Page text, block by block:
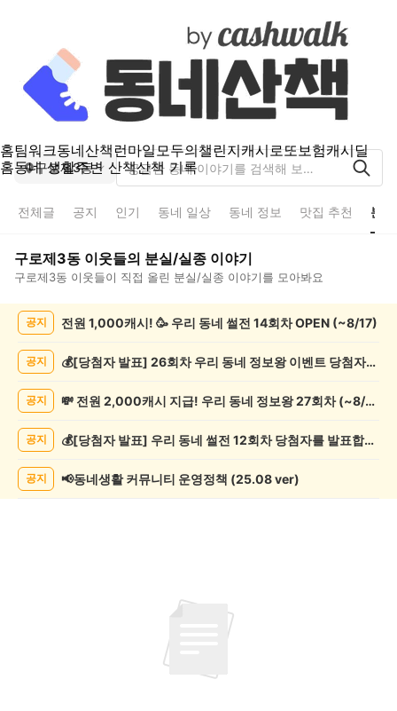
홈팀워크동네산책 런마일모두의챌린지캐시로또보험캐시딜
홈동네 생활주변 산책산책 기록
구로제3동
전체글 공지 인기 동네 일상 동네 정보 맛집 추천 분
구로제3동 이웃들의 분실/실종 이야기
구로제3동 이웃들이 직접 올린 분실/실종 이야기를 모아봐요
실/
글
공지 전원 1,000캐시! 🥳 우리 동네 썰전 14회차 OPEN (~8/17)
공지 💰[당첨자 발표] 26회차 우리 동네 정보왕 이벤트 당첨자를 발표합니다!
공지 💸 전원 2,000캐시 지급! 우리 동네 정보왕 27회차 (~8/10)
공지 💰[당첨자 발표] 우리 동네 썰전 12회차 당첨자를 발표합니다!
공지 📢동네생활 커뮤니티 운영정책 (25.08 ver)